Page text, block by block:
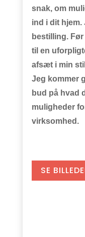
snak, om
ind i dit hjem.
bestilling.
til en
afsæt i min
Jeg kommer
bud på hvad
muligheder
virksomhed.
SE